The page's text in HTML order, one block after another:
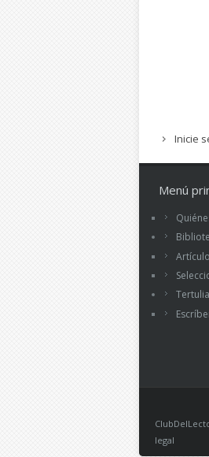
Inicie
Menú
legal